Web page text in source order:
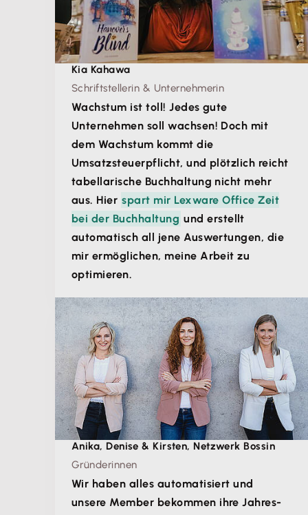
Kia Kahawa
Schriftstellerin & Unternehmerin
Wachstum ist toll! Jedes gute
Unternehmen soll wachsen! Doch mit
dem Wachstum kommt die
Umsatzsteuerpflicht, und plötzlich reicht
tabellarische Buchhaltung nicht mehr
aus. Hier spart mir Lexware Office Zeit
bei der Buchhaltung und erstellt
automatisch all jene Auswertungen, die
mir ermöglichen, meine Arbeit zu
optimieren.
Anika, Denise & Kirsten, Netzwerk Bossin
Gründerinnen
Wir haben alles automatisiert und
unsere Member bekommen ihre Jahres-